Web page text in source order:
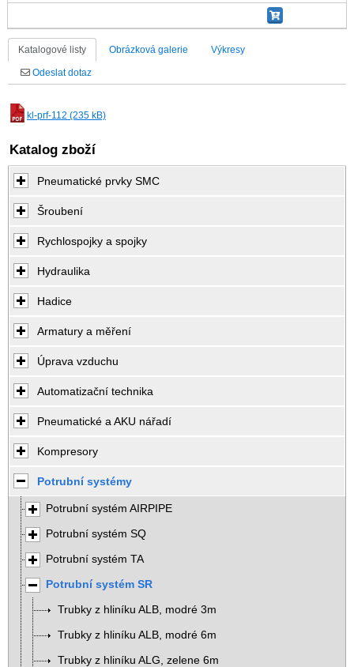
Katalogové listy Obrázková galerie Výkresy
Odeslat dotaz
kl-prf-112 (235 kB)
Katalog zboží
Pneumatické prvky SMC
Šroubení
Rychlospojky a spojky
Hydraulika
Hadice
Armatury a měření
Úprava vzduchu
Automatizační technika
Pneumatické a AKU nářadí
Kompresory
Potrubní systémy
Potrubní systém AIRPIPE
Potrubní systém SQ
Potrubní systém TA
Potrubní systém SR
Trubky z hliníku ALB, modré 3m
Trubky z hliníku ALB, modré 6m
Trubky z hliníku ALG, zelene 6m